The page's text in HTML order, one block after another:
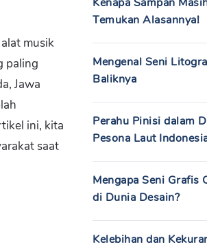
musik
paling
Jawa
ini, kita
saat
Temukan Alasannya!
Mengenal Seni
Baliknya
Perahu Pinisi dalam
Pesona Laut
Mengapa Seni Grafis
di Dunia Desain?
Kelebihan dan